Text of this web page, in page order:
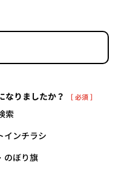
なりましたか？ ［ 必須 ］
索
インチラシ
のぼり旗